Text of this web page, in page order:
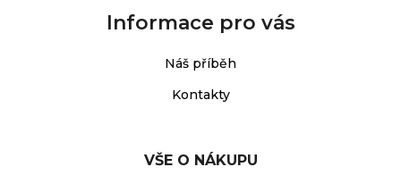
Informace pro vás
Náš příběh
Kontakty
VŠE O NÁKUPU